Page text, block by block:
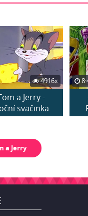
4916x
a Jerry -
svačinka
a Jerry